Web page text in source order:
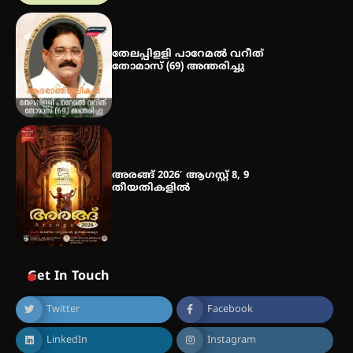
തേലപ്പിളളി പാറേമൽ വറീത്
തോമാസ് (69) അന്തരിച്ചു
അരങ്ങ് 2026′ ആഗസ്റ്റ് 8, 9
തീയതികളിൽ
Get In Touch
Twitter Facebook
LinkedIn Instagram